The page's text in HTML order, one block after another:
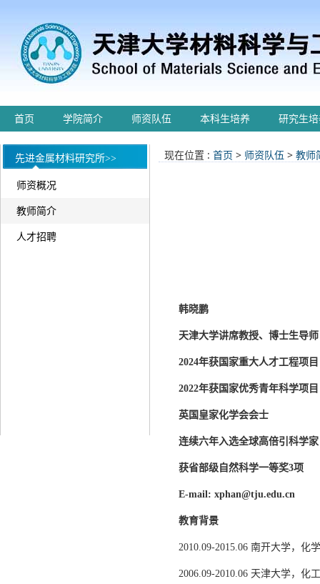
首页 学院简介 师资队伍 本科生培养 研究生
先进金属材料研究所>>
师资概况
教师简介
人才招聘
现在位置 : 首页 > 师资队伍 > 教师
韩晓鹏
天津大学讲席教授、博士生导师
2024年获国家重大人才工程项目
2022年获国家优秀青年科学项目
英国皇家化学会会士
连续六年入选全球高倍引科学家
获省部级自然科学一等奖3项
E-mail: xphan@tju.edu.cn
教育背景
2010.09-2015.06 南开大学，化
2006.09-2010.06 天津大学，化